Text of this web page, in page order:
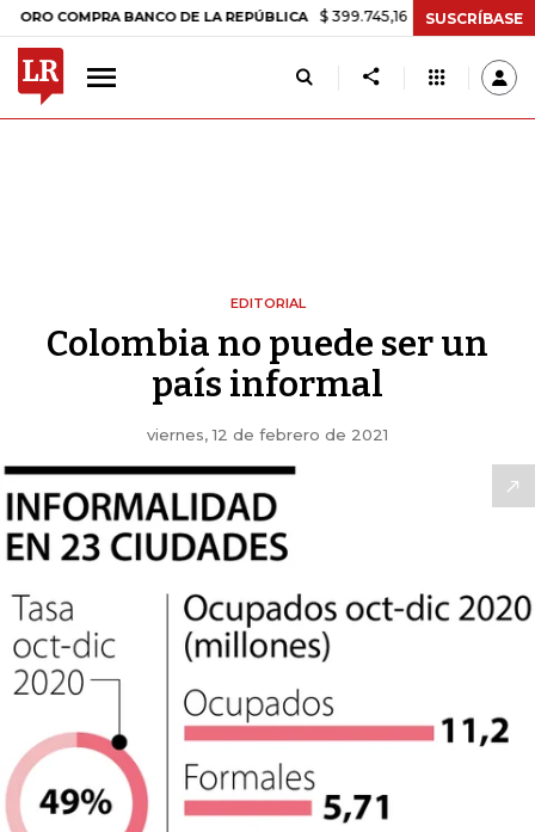
BANCO DE LA REPÚBLICA $ 399.745,16 +$ 2.295,71 +0,58%
SUSCRÍBASE
EDITORIAL
Colombia no puede ser un
país informal
viernes, 12 de febrero de 2021